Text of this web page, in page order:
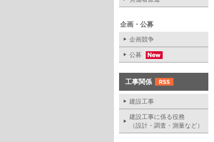
企画・公募
企画競争
公募
工事関係
建設工事
建設工事に係る役務
（設計・調査・測量など）